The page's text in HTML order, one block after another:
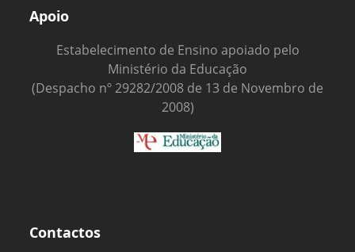
Apoio
Estabelecimento de Ensino apoiado pelo
Ministério da Educação
(Despacho nº 29282/2008 de 13 de Novembro de
2008)
Contactos